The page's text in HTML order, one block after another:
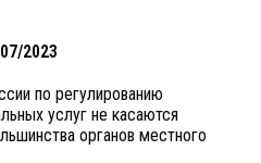
2023
по регулированию
услуг не касаются
органов местного